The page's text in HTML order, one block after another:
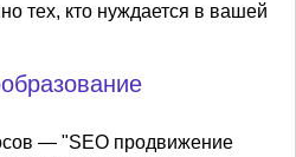
тех, кто нуждается в вашей
— "SEO продвижение